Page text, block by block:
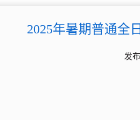
2025年暑期普通全
发